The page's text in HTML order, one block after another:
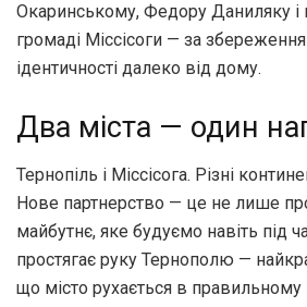
Окаринському, Федору Даниляку і
громаді Міссісоги — за збереження
ідентичності далеко від дому.
Два міста — один
Тернопіль і Міссісога. Різні
Нове партнерство — це не лише
майбутнє, яке будуємо навіть під
простягає руку Тернополю —
що місто рухається в